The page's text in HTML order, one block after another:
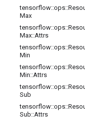
tensorflow::ops::
Max
tensorflow::ops::
Max::Attrs
tensorflow::ops::
Min
tensorflow::ops::
Min::Attrs
tensorflow::ops::
Sub
tensorflow::ops::
Sub::Attrs